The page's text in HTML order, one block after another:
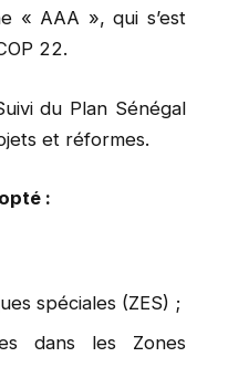
« AAA », qui s’est
22.
du Plan Sénégal
et réformes.
:
spéciales (ZES) ;
dans les Zones